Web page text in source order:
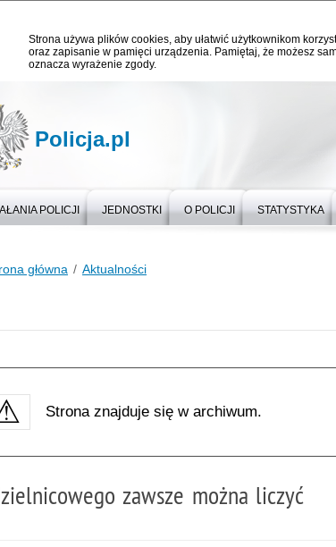
Strona używa plików cookies, aby ułatwić użytkownikom
oraz zapisanie w pamięci urządzenia. Pamiętaj, że możesz
oznacza wyrażenie zgody.
Policja.pl
POLICJI JEDNOSTKI O POLICJI STATYSTYKA
główna Aktualności
Strona znajduje się w archiwum.
zawsze można liczyć